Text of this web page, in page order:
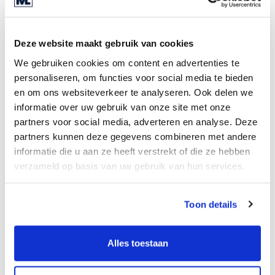
Deze website maakt gebruik van cookies
We gebruiken cookies om content en advertenties te
personaliseren, om functies voor social media te bieden
en om ons websiteverkeer te analyseren. Ook delen we
informatie over uw gebruik van onze site met onze
partners voor social media, adverteren en analyse. Deze
partners kunnen deze gegevens combineren met andere
informatie die u aan ze heeft verstrekt of die ze hebben
verzameld op basis van uw gebruik van hun services.
Toon details
Alles toestaan
spielen wird. Wir erkunden mit Ihnen gründlich,
Denken Sie über einen Verkauf
nach?
Falls Sie einen Verkauf Ihres Unternehmens in
Betracht ziehen und wissen wollen, ob Private
Equity dafür infrage kommt, zögern Sie nicht, sich
an einen unserer Berater zu wenden. Seit über 25
Jahren ist Marktlink der führende M&A Experte für
unseren neun Niederlassungen in fünf Ländern in
Europa haben wir sowohl ein weitreichendes
internationales Netzwerk als auch Marktkenntnis
leidenschaftlich, damit Sie den Deal Ihres Lebens